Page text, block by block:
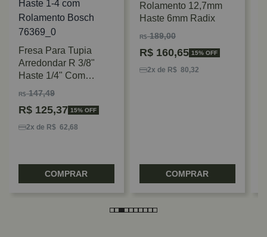
Fresa Para Tupia
Arredondar R 3/8"
Haste 1/4" Com
Rolamento Bosch
R$147,49
R$ 125,37 15% OFF
2x de R$ 62,68
COMPRAR
Rolamento 12,7mm
Haste 6mm Radix
R$189,00
R$ 160,65 15% OFF
2x de R$ 80,32
COMPRAR